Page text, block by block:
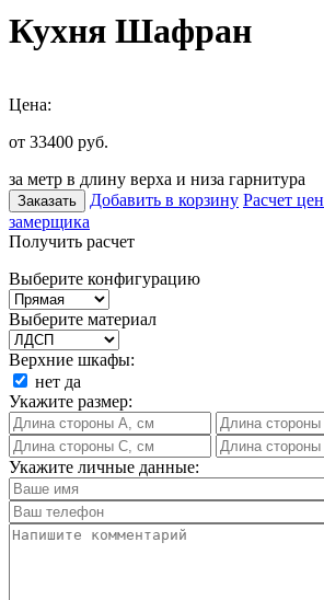
Кухня Шафран
Цена:
от 33400 руб.
за метр в длину верха и низа гарнитура
Заказать Добавить в корзину Расчет
замерщика
Получить расчет
Выберите конфигурацию
Выберите материал
Верхние шкафы:
нет да
Укажите размер:
Укажите личные данные: